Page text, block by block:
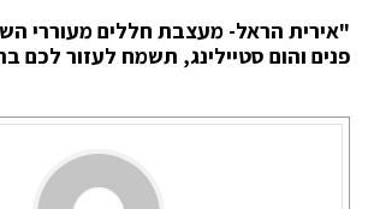
"אירית הראל- מעצבת חללים מעוררי
פנים והום סטיילינג, תשמח לעזור לכם